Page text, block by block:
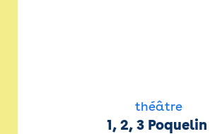
théâtre
1, 2, 3 Poquelin